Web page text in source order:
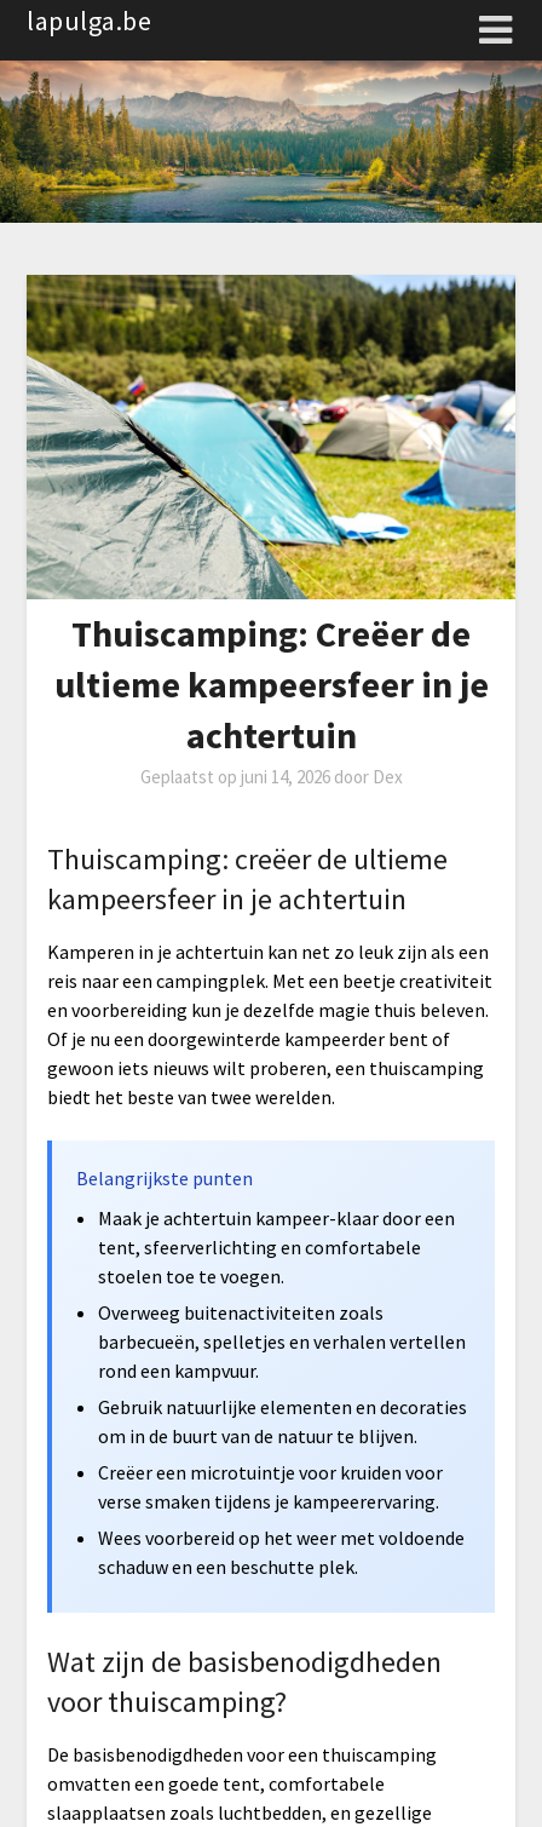
Spring
de
inhoud
lapulga.be
Thuiscamping: Creëer de
ultieme kampeersfeer in je
achtertuin
Geplaatst op juni 14, 2026door Dex
Thuiscamping: creëer de ultieme
kampeersfeer in je achtertuin
Kamperen in je achtertuin kan net zo leuk zijn als een
reis naar een campingplek. Met een beetje creativiteit
en voorbereiding kun je dezelfde magie thuis beleven.
Of je nu een doorgewinterde kampeerder bent of
gewoon iets nieuws wilt proberen, een thuiscamping
biedt het beste van twee werelden.
Belangrijkste punten
Maak je achtertuin kampeer-klaar door een
tent, sfeerverlichting en comfortabele
stoelen toe te voegen.
Overweeg buitenactiviteiten zoals
barbecueën, spelletjes en verhalen vertellen
rond een kampvuur.
Gebruik natuurlijke elementen en decoraties
om in de buurt van de natuur te blijven.
Creëer een microtuintje voor kruiden voor
verse smaken tijdens je kampeerervaring.
Wees voorbereid op het weer met voldoende
schaduw en een beschutte plek.
Wat zijn de basisbenodigdheden
voor thuiscamping?
De basisbenodigdheden voor een thuiscamping
omvatten een goede tent, comfortabele
slaapplaatsen zoals luchtbedden, en gezellige